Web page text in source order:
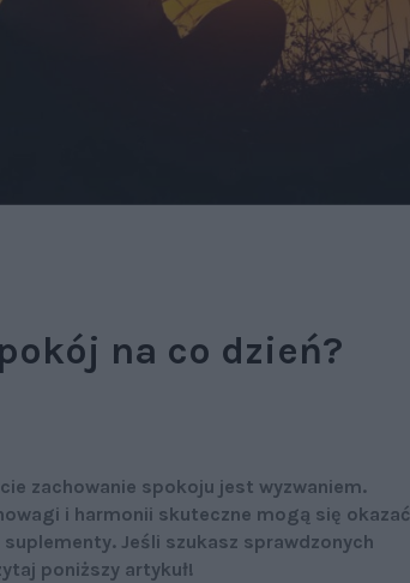
na co dzień?
zachowanie spokoju jest wyzwaniem.
i harmonii skuteczne mogą się okazać
Jeśli szukasz sprawdzonych
poniższy artykuł!